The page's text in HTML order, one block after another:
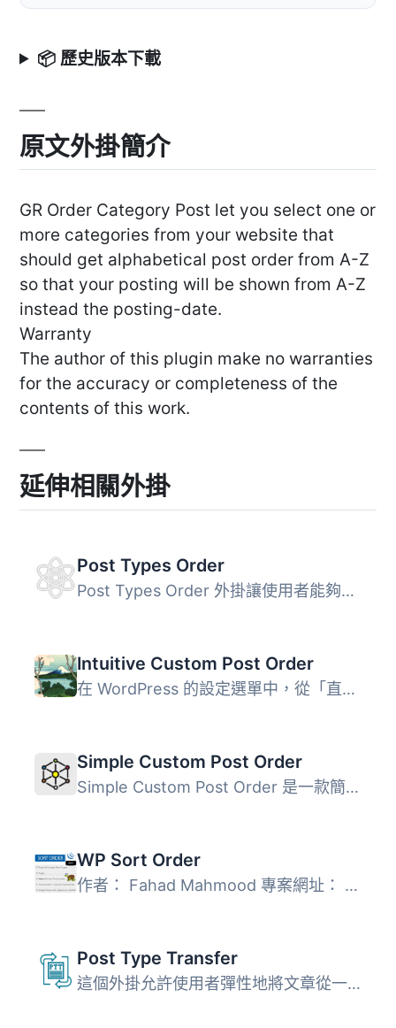
📦 歷史版本下載
原文外掛簡介
GR Order Category Post let you select one or
more categories from your website that
should get alphabetical post order from A-Z
so that your posting will be shown from A-Z
instead the posting-date.
Warranty
The author of this plugin make no warranties
for the accuracy or completeness of the
contents of this work.
延伸相關外掛
Post Types Order
Post Types Order 外掛讓使用者能夠輕鬆地透過拖放介面重新排...
Intuitive Custom Post Order
在 WordPress 的設定選單中，從「直覺式 CPO」選單中選擇可排...
Simple Custom Post Order
Simple Custom Post Order 是一款簡單易用的 WordPress 外掛...
WP Sort Order
作者： Fahad Mahmood 專案網址： http://androidbubble....
Post Type Transfer
這個外掛允許使用者彈性地將文章從一種文章類型轉換為另一種...